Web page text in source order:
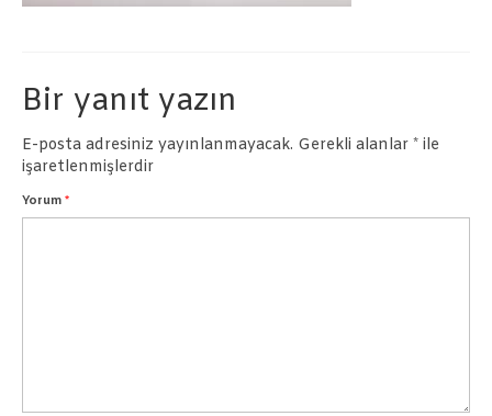
Bir yanıt yazın
E-posta adresiniz yayınlanmayacak. Gerekli alanlar * ile
işaretlenmişlerdir
Yorum *